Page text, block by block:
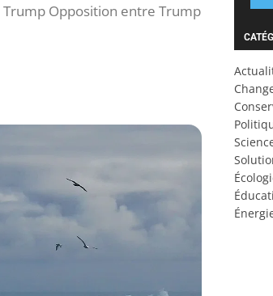
Trump Opposition entre Trump